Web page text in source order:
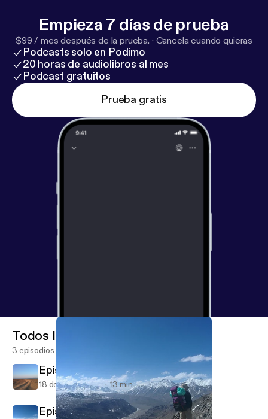
Empieza 7 días de prueba
$99 / mes después de la prueba. · Cancela cuando quieras
Podcasts solo en Podimo
20 horas de audiolibros al mes
Podcast gratuitos
Prueba gratis
Todos los episodios
3 episodios
Episode 3 : Karibu Sana Kenya
18 de abr de 2019 13 min
Episode 2 : Sab Kuch Milega